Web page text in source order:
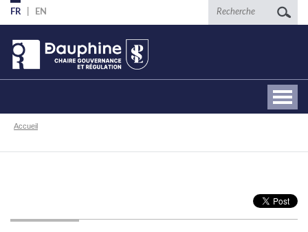
Aller
au
contenu
principal
FR EN Recherche
Fil
Accueil